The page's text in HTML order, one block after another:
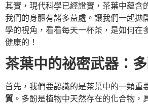
其實，現代科學已經證實，茶葉中蘊含
我們的身體有諸多益處。讓我們一起拋
學的視角，看看每天一杯茶，是如何在
健康的！
茶葉中的祕密武器：
首先，我們要認識的是茶葉中的一類重
質 。多酚是植物中天然存在的化合物，